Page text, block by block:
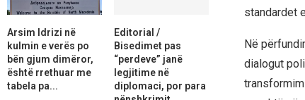
standardet
Në
dialogut
Arsim Idrizi në
kulmin e verës po
bën gjum dimëror,
është rrethuar me
tabela pa...
Editorial /
Bisedimet pas
“perdeve” janë
legjitime në
diplomaci, por para